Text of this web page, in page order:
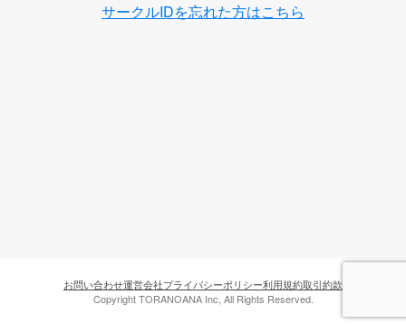
サークルIDを忘れた方はこちら
お問い合わせ運営会社プライバシーポリシー利用規約取引約款
Copyright TORANOANA Inc, All Rights Reserved.